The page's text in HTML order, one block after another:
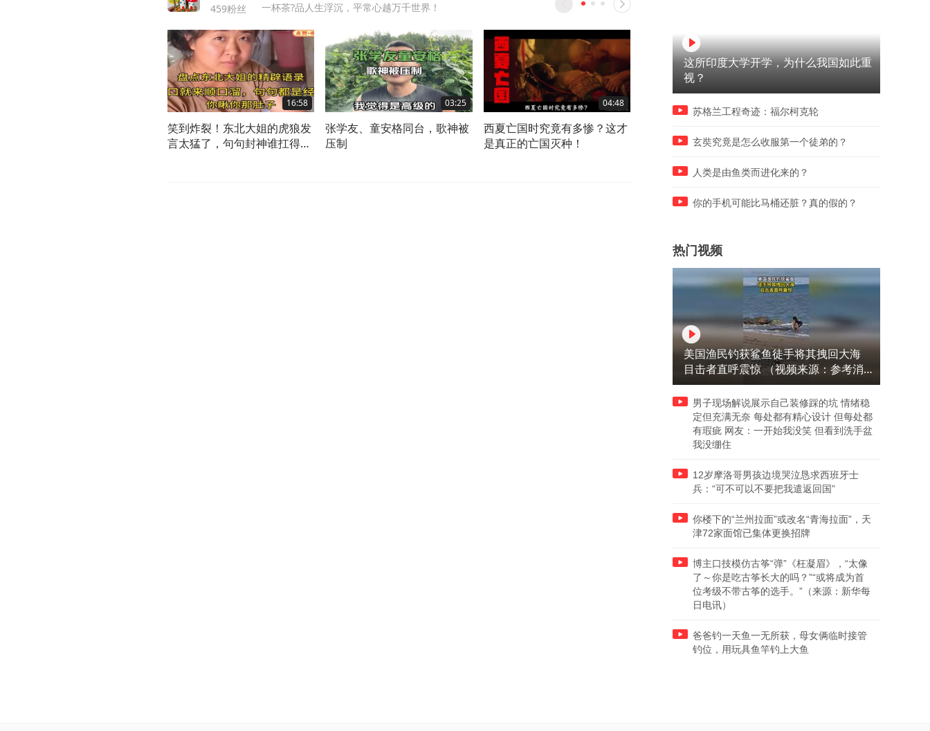
459粉丝 一杯茶?品人生浮沉，平常心越万千世界！
16:58
笑到炸裂！东北大姐的虎狼发
言太猛了，句句封神谁扛得
03:25
张学友、童安格同台，歌神被
压制
04:48
西夏亡国时究竟有多惨？这才
是真正的亡国灭种！
过老挝本地，有了车以后更方
路早已设伏，一举歼灭所有
这所印度大学开学，为什么我国如此重
视？
苏格兰工程奇迹：福尔柯克轮
玄奘究竟是怎么收服第一个徒弟的？
人类是由鱼类而进化来的？
你的手机可能比马桶还脏？真的假的？
热门视频
美国渔民钓获鲨鱼徒手将其拽回大海
目击者直呼震惊 （视频来源：参考消
息）
男子现场解说展示自己装修踩的坑 情绪稳
定但充满无奈 每处都有精心设计 但每处都
有瑕疵 网友：一开始我没笑 但看到洗手盆
我没绷住
12岁摩洛哥男孩边境哭泣恳求西班牙士
兵：“可不可以不要把我遣返回国”
你楼下的“兰州拉面”或改名“青海拉面”，天
津72家面馆已集体更换招牌
博主口技模仿古筝“弹”《枉凝眉》，“太像
了～你是吃古筝长大的吗？”“或将成为首
位考级不带古筝的选手。”（来源：新华每
日电讯）
爸爸钓一天鱼一无所获，母女俩临时接管
钓位，用玩具鱼竿钓上大鱼